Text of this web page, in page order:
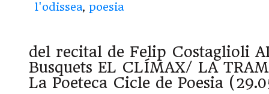
l'odissea, poesia
del recital de Felip Costaglioli
Busquets EL CLÍMAX/ LA
La Poeteca Cicle de Poesia